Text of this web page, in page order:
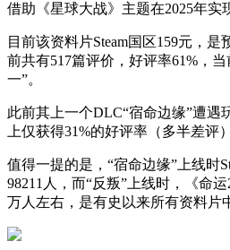
借助《星球大战》主题在2025年实
目前该资料片Steam国区159元，
前共有517篇评价，好评率61%，
一”。
此前其上一个DLC“宿命边缘”遭遇
上仅获得31%的好评率（多半差评
值得一提的是，“宿命边缘”上线时
98211人，而“反叛”上线时，《命
万人左右，是有史以来所有资料片